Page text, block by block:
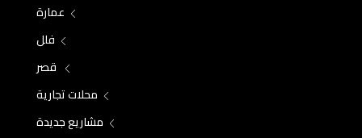
عمارة
فلل
قصر
محلات تجارية
مشاريع جديدة